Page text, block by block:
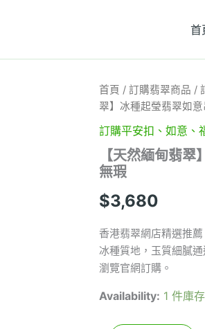
首
首頁 /訂購翡翠商品 /
翠】冰種起瑩翡翠如
訂購平安扣、如意、
【天然緬甸翡
無瑕
$3,680
香港翡翠網店精選推
冰種質地，玉質細膩
瀏覽官網訂購。
Availability: 1 件庫存
【天
然
緬
甸
翠】
冰
起
瑩
翡
翠
如
意
墜